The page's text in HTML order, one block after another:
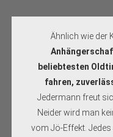
Ähnlich wie der
beliebtesten
fahren,
Jedermann freut
Neider wird man
vom Jö-Effekt.